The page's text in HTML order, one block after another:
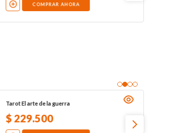
COMPRAR AHORA
Tarot El arte de la guerra
$ 229.500